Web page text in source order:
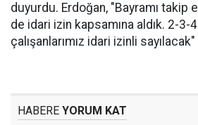
duyurdu. Erdoğan, "Bayramı takip
de idari izin kapsamına aldık. 2-
çalışanlarımız idari izinli
HABERE YORUM KAT